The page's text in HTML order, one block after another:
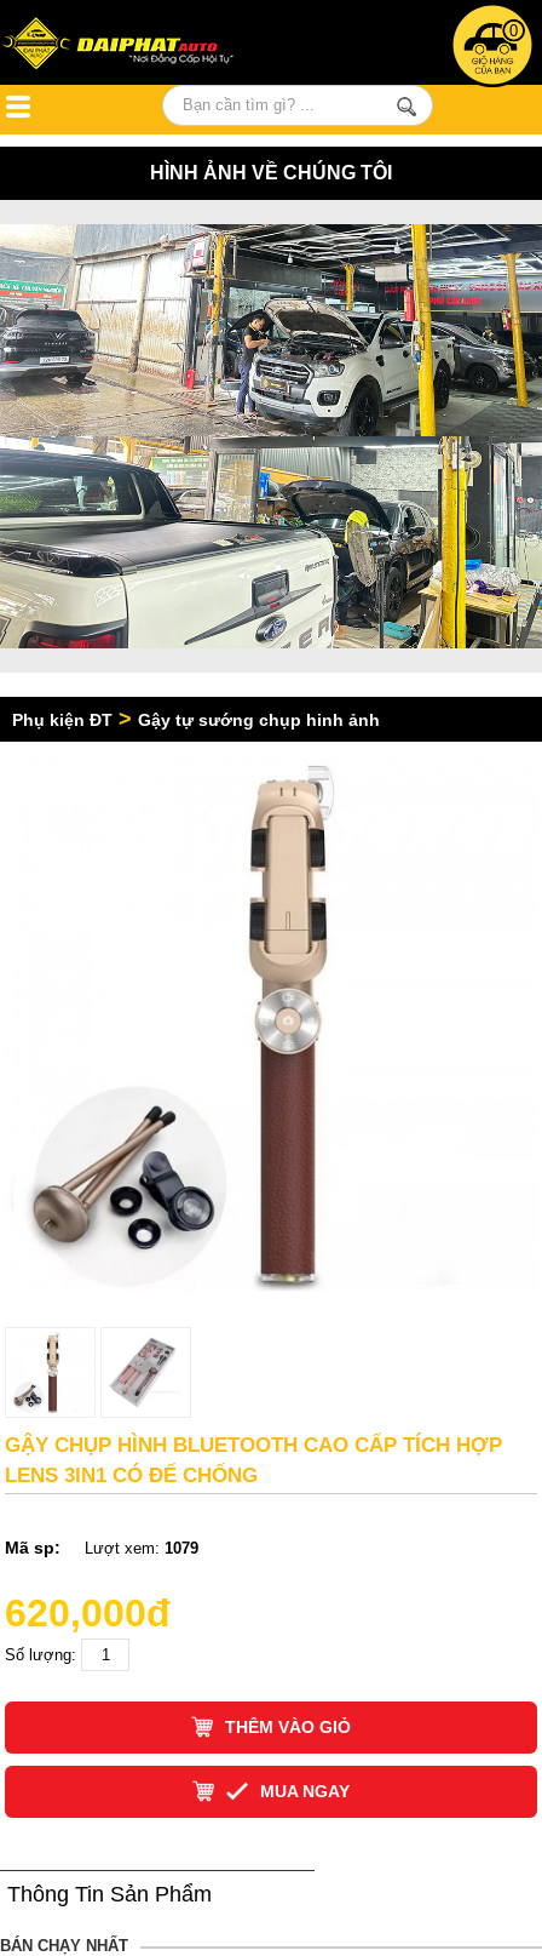
0
HÌNH ẢNH VỀ CHÚNG TÔI
Phụ kiện ĐT > Gậy tự sướng chụp hinh ảnh
GẬY CHỤP HÌNH BLUETOOTH CAO CẤP TÍCH HỢP
LENS 3IN1 CÓ ĐẾ CHỐNG
Mã sp: Lượt xem:1079
620,000đ
Số lượng:
THÊM VÀO GIỎ
MUA NGAY
Thông Tin Sản Phẩm
BÁN CHẠY NHẤT